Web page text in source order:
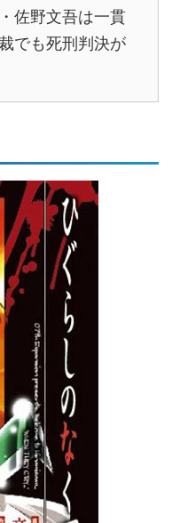
佐野文吾は一貫
でも死刑判決が